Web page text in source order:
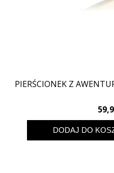
PIERŚCIONEK Z